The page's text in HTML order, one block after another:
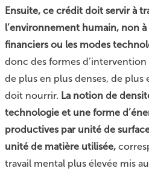
Ensuite, ce crédit doit servir à
l’environnement humain, non
financiers ou les modes
donc des formes d’intervention
de plus en plus denses, de plus
doit nourrir. La notion de
technologie et une forme
productives par unité de
unité de matière utilisée,
travail mental plus élevée mis